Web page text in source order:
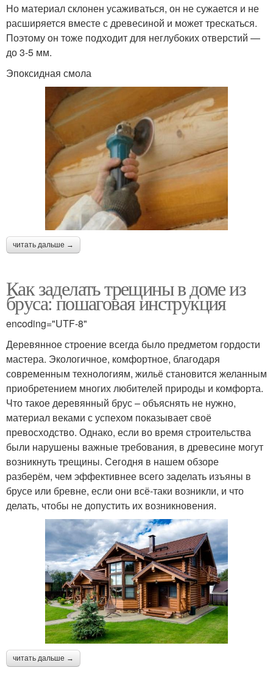
Но материал склонен усаживаться, он не сужается и не
расширяется вместе с древесиной и может трескаться.
Поэтому он тоже подходит для неглубоких отверстий —
до 3-5 мм.
Эпоксидная смола
читать дальше →
Как заделать трещины в доме из
бруса: пошаговая инструкция
encoding="UTF-8"
Деревянное строение всегда было предметом гордости
мастера. Экологичное, комфортное, благодаря
современным технологиям, жильё становится желанным
приобретением многих любителей природы и комфорта.
Что такое деревянный брус – объяснять не нужно,
материал веками с успехом показывает своё
превосходство. Однако, если во время строительства
были нарушены важные требования, в древесине могут
возникнуть трещины. Сегодня в нашем обзоре
разберём, чем эффективнее всего заделать изъяны в
брусе или бревне, если они всё-таки возникли, и что
делать, чтобы не допустить их возникновения.
читать дальше →